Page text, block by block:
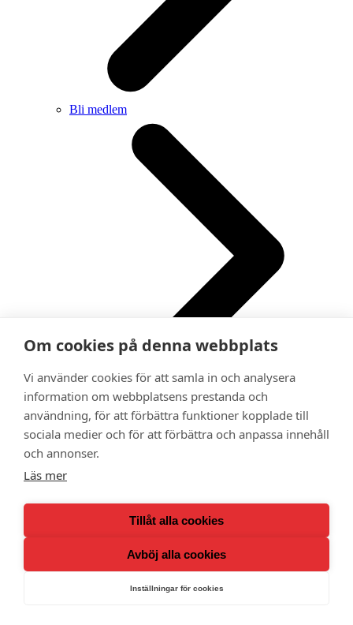
Bli medlem
Ge bort ett medlemskap i Adoptionscentrum som
gåva
Kalender
Lokalavdelningar
Om cookies på denna webbplats
Vi använder cookies för att samla in och analysera
information om webbplatsens prestanda och
användning, för att förbättra funktioner kopplade till
sociala medier och för att förbättra och anpassa innehåll
och annonser.
Läs mer
Tillåt alla cookies
Avböj alla cookies
Inställningar för cookies